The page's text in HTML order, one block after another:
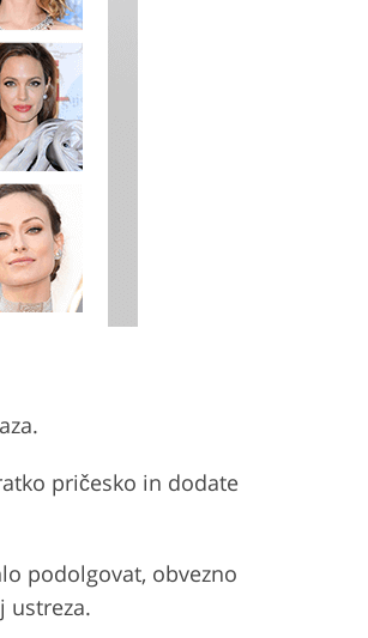
pričesko in dodate
podolgovat, obvezno
ustreza.